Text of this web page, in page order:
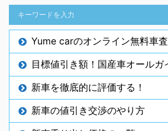
Yume carのオンライン無料車
目標値引き額！国産車オールガ
新車を徹底的に評価する！
新車の値引き交渉のやり方